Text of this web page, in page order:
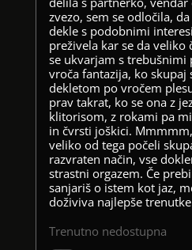
zvezo, sem se odločila,
dekle s podobnimi
preživela kar se da veliko
se ukvarjam s trebušnimi
vroča fantazija, ko skupaj
dekletom po vročem
prav takrat, ko se ona z
klitorisom, z rokami pa
in čvrsti joškici.
veliko od tega počeli
razvraten način, vse
strastni orgazem. Če
sanjariš o istem kot jaz,
doživiva najlepše
Trenutno nedostupna